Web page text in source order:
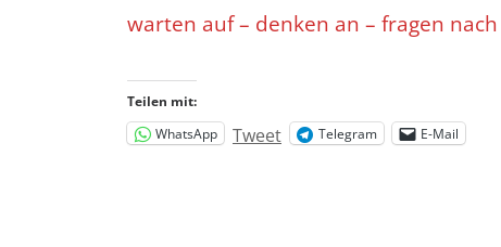
warten auf – denken an – fragen
Teilen mit:
WhatsApp
Tweet Telegram E-Mail